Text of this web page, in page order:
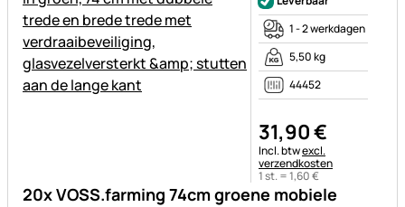
20x VOSS.farming 74cm groene mobiele
1 - 2 werkdagen
5,50 kg
44452
31,90€
Belastinginformatie:
Incl. btwexcl.
verzendkosten
1 st. =1,60€